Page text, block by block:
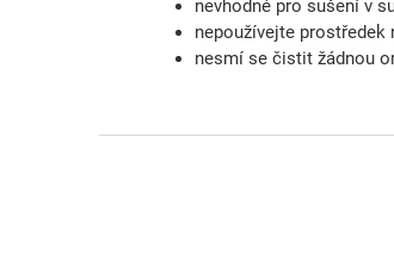
nevhodné pro sušení v
nepoužívejte prostředek
nesmí se čistit žádnou